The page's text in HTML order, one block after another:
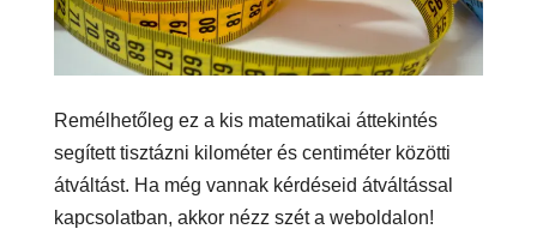
Remélhetőleg ez a kis matematikai áttekintés
segített tisztázni kilométer és centiméter közötti
átváltást. Ha még vannak kérdéseid átváltással
kapcsolatban, akkor nézz szét a weboldalon!